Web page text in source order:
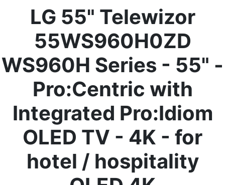
Pays de livraison
Accueil
Baisses de prix
Paramètres
Soutenez-nous
Contactez-nous
Conditions
Catégories
LG 55" Telewizor
55WS960H0ZD
WS960H Series - 55" -
Pro:Centric with
Integrated Pro:Idiom
OLED TV - 4K - for
hotel / hospitality